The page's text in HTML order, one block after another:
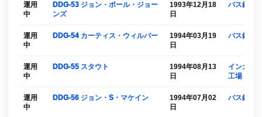
運用
中
DDG-53 ジョン・ポール・ジョー
ンズ
1993年12月18
日
バス鉄工
運用
中
DDG-54 カーティス・ウィルバー
1994年03月19
日
バス鉄工
運用
中
DDG-55 スタウト
1994年08月13
日
インガル
工場
運用
中
DDG-56 ジョン・S・マケイン
1994年07月02
日
バス鉄工